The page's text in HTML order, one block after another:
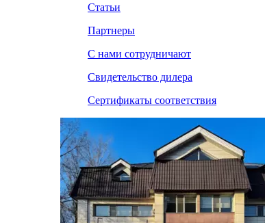
Статьи
Партнеры
С нами сотрудничают
Свидетельство дилера
Сертификаты соответствия